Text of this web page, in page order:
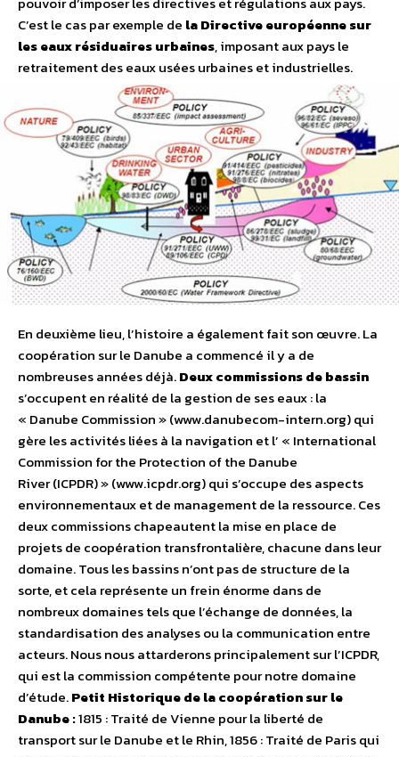
C’est le cas par exemple de la Directive européenne sur
les eaux résiduaires urbaines, imposant aux pays le
retraitement des eaux usées urbaines et industrielles.
En deuxième lieu, l’histoire a également fait son œuvre. La
coopération sur le Danube a commencé il y a de
nombreuses années déjà.Deux commissions de bassin
s’occupent en réalité de la gestion de ses eaux : la
« Danube Commission » (www.danubecom-intern.org) qui
gère les activités liées à la navigation et l’ « International
Commission for the Protection of the Danube
River (ICPDR) » (www.icpdr.org) qui s’occupe des aspects
environnementaux et de management de la ressource. Ces
deux commissions chapeautent la mise en place de
projets de coopération transfrontalière, chacune dans leur
domaine. Tous les bassins n’ont pas de structure de la
sorte, et cela représente un frein énorme dans de
nombreux domaines tels que l’échange de données, la
standardisation des analyses ou la communication entre
acteurs. Nous nous attarderons principalement sur l’ICPDR,
qui est la commission compétente pour notre domaine
d’étude.Petit Historique de la coopération sur le
Danube :1815 : Traité de Vienne pour la liberté de
transport sur le Danube et le Rhin, 1856 : Traité de Paris qui